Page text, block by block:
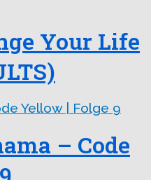
Your Life
– Code